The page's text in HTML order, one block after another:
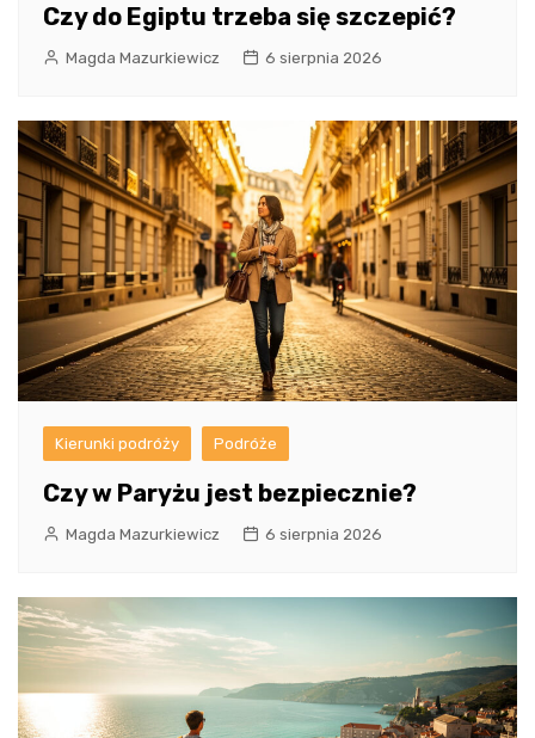
Czy do Egiptu trzeba się szczepić?
Magda Mazurkiewicz 6 sierpnia 2026
Kierunki podróży Podróże
Czy w Paryżu jest bezpiecznie?
Magda Mazurkiewicz 6 sierpnia 2026